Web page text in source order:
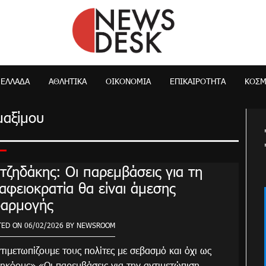
NewsDesk
ΕΛΛΆΔΑ ΑΘΛΗΤΙΚΑ ΟΙΚΟΝΟΜΊΑ ΕΠΙΚΑΙΡΌΤΗΤΑ
Οι παρεμβάσεις για τη
θα είναι άμεσης
ON 06/02/2026 BY NEWSROOM
τους πολίτες με σεβασμό και όχι ως